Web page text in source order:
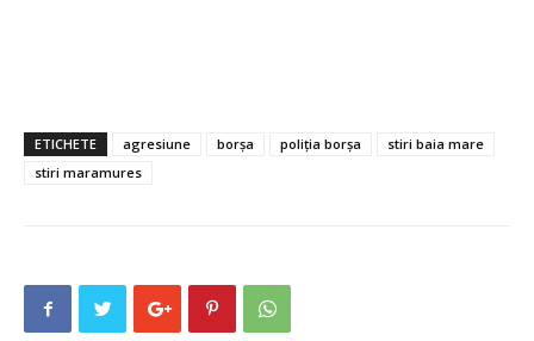
ETICHETE agresiune borșa poliția borșa
stiri baia mare
stiri maramures